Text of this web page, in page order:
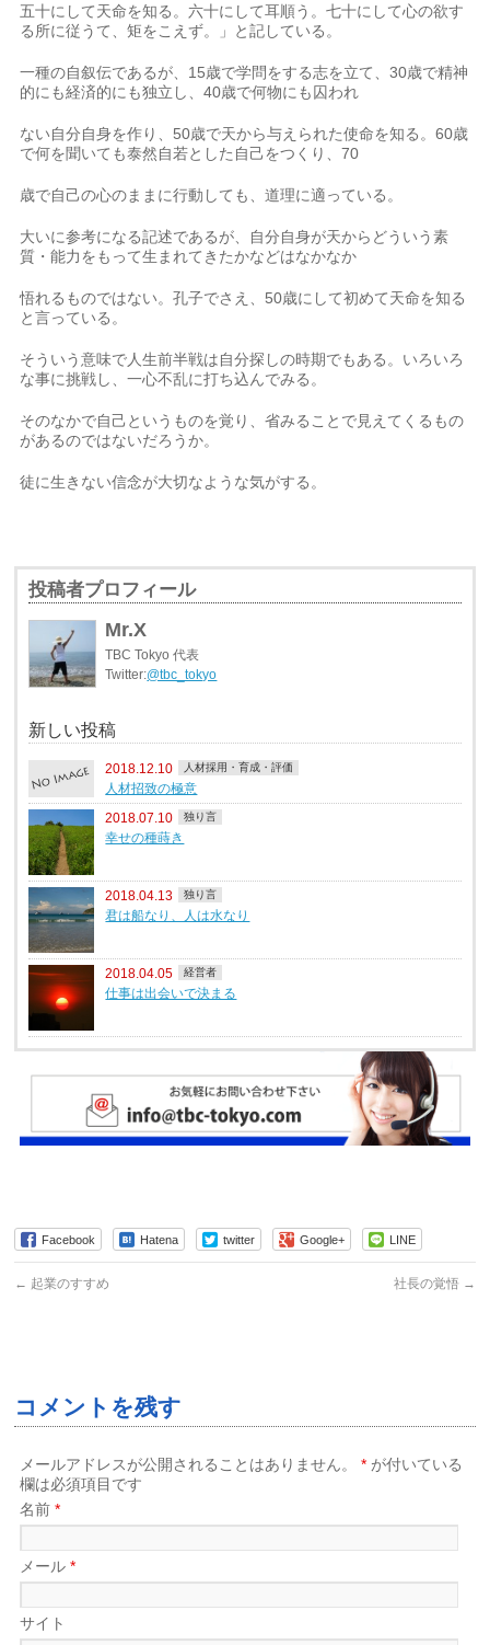
五十にして天命を知る。六十にして耳順う。七十にして心の欲す
る所に従うて、矩をこえず。」と記している。
一種の自叙伝であるが、15歳で学問をする志を立て、30歳で精神
的にも経済的にも独立し、40歳で何物にも囚われ
ない自分自身を作り、50歳で天から与えられた使命を知る。60歳
で何を聞いても泰然自若とした自己をつくり、70
歳で自己の心のままに行動しても、道理に適っている。
大いに参考になる記述であるが、自分自身が天からどういう素
質・能力をもって生まれてきたかなどはなかなか
悟れるものではない。孔子でさえ、50歳にして初めて天命を知る
と言っている。
そういう意味で人生前半戦は自分探しの時期でもある。いろいろ
な事に挑戦し、一心不乱に打ち込んでみる。
そのなかで自己というものを覚り、省みることで見えてくるもの
があるのではないだろうか。
徒に生きない信念が大切なような気がする。
投稿者プロフィール
Mr.X
TBC Tokyo 代表
Twitter:@tbc_tokyo
新しい投稿
2018.12.10 人材採用・育成・評価
人材招致の極意
2018.07.10 独り言
幸せの種蒔き
2018.04.13 独り言
君は船なり、人は水なり
2018.04.05 経営者
仕事は出会いで決まる
Facebook Hatena twitter Google+ LINE
← 起業のすすめ 社長の覚悟 →
コメントを残す
メールアドレスが公開されることはありません。 * が付いている
欄は必須項目です
名前*
メール*
サイト